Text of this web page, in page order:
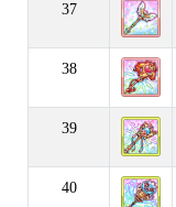
37
38
39
40